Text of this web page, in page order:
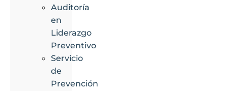
Auditoría
en
Liderazgo
Preventivo
Servicio
de
Prevención